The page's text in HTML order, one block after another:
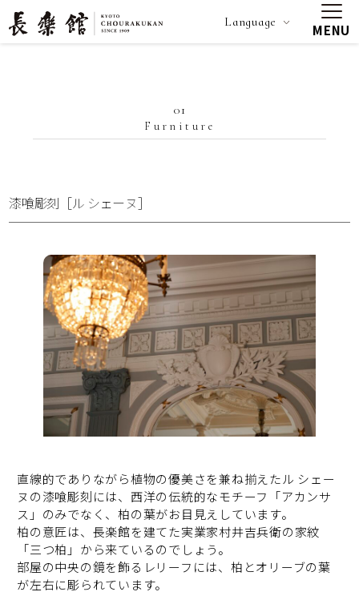
Language MENU
01
Furniture
漆喰彫刻［ル シェーヌ］
直線的でありながら植物の優美さを兼ね揃えたル シェー
ヌの漆喰彫刻には、西洋の伝統的なモチーフ「アカンサ
ス」のみでなく、柏の葉がお目見えしています。
柏の意匠は、長楽館を建てた実業家村井吉兵衛の家紋
「三つ柏」から来ているのでしょう。
部屋の中央の鏡を飾るレリーフには、柏とオリーブの葉
が左右に彫られています。